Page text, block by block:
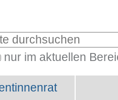
nur im aktuellen